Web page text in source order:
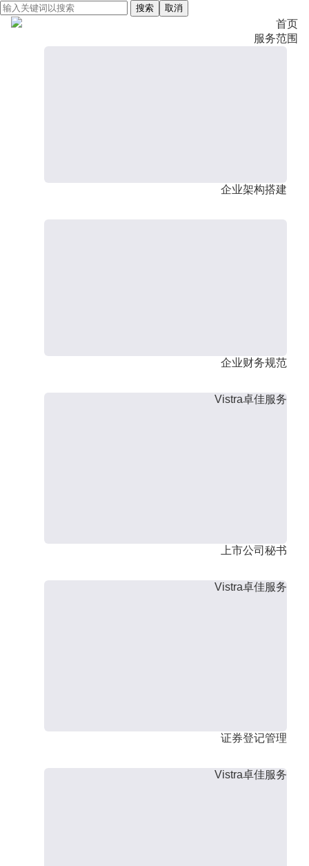
搜索 取消
首页
服务范围
企业架构搭建
企业财务规范
Vistra卓佳服务
上市公司秘书
Vistra卓佳服务
证券登记管理
Vistra卓佳服务